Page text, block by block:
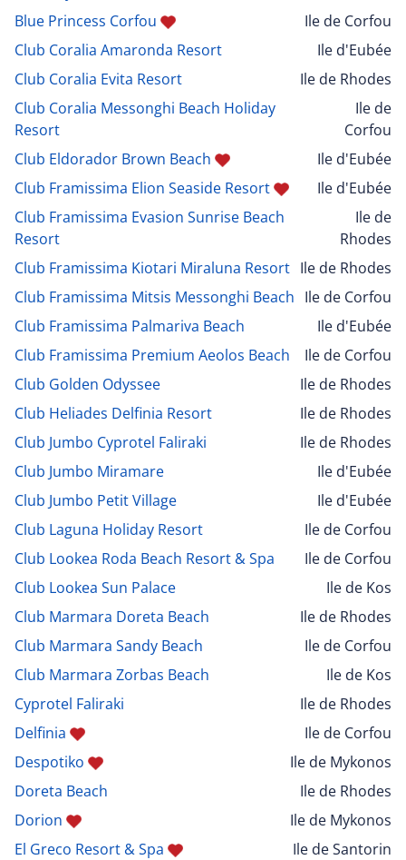
Blue Princess Corfou
Ile de Corfou
Club Coralia Amaronda Resort
Ile d'Eubée
Club Coralia Evita Resort
Ile de Rhodes
Club Coralia Messonghi Beach Holiday
Resort
Ile de
Corfou
Club Eldorador Brown Beach
Ile d'Eubée
Club Framissima Elion Seaside Resort
Ile d'Eubée
Club Framissima Evasion Sunrise Beach
Resort
Ile de
Rhodes
Club Framissima Kiotari Miraluna Resort Ile de Rhodes
Club Framissima Mitsis Messonghi Beach Ile de Corfou
Club Framissima Palmariva Beach
Ile d'Eubée
Club Framissima Premium Aeolos Beach
Ile de Corfou
Club Golden Odyssee
Ile de Rhodes
Club Heliades Delfinia Resort
Ile de Rhodes
Club Jumbo Cyprotel Faliraki
Ile de Rhodes
Club Jumbo Miramare
Ile d'Eubée
Club Jumbo Petit Village
Ile d'Eubée
Club Laguna Holiday Resort
Ile de Corfou
Club Lookea Roda Beach Resort & Spa
Ile de Corfou
Club Lookea Sun Palace
Ile de Kos
Club Marmara Doreta Beach
Ile de Rhodes
Club Marmara Sandy Beach
Ile de Corfou
Club Marmara Zorbas Beach
Ile de Kos
Cyprotel Faliraki
Ile de Rhodes
Delfinia
Ile de Corfou
Despotiko
Ile de Mykonos
Doreta Beach
Ile de Rhodes
Dorion
Ile de Mykonos
El Greco Resort & Spa
Ile de Santorin